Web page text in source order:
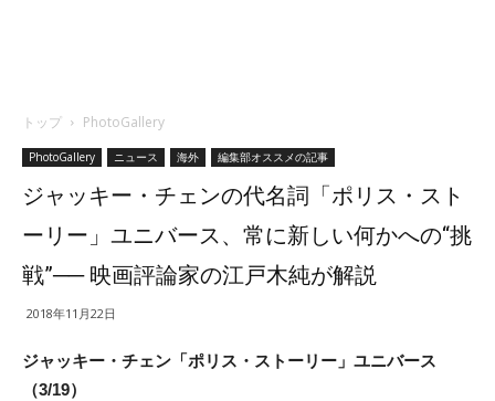
トップ PhotoGallery
PhotoGallery ニュース 海外 編集部オススメの記事
ジャッキー・チェンの代名詞「ポリス・スト
ーリー」ユニバース、常に新しい何かへの“挑
戦”── 映画評論家の江戸木純が解説
2018年11月22日
ジャッキー・チェン「ポリス・ストーリー」ユニバース
（3/19）